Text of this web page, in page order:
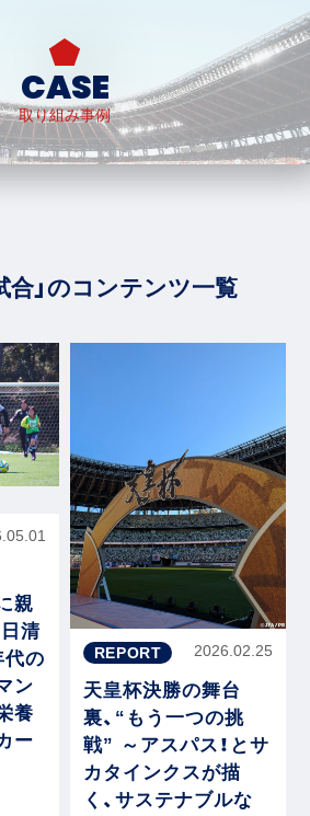
CASE
取り組み事例
合」のコンテンツ一覧
親
日清
代の
ン
養
ー
REPORT 2026.02.25
天皇杯決勝の舞台
裏、“もう一つの挑
戦” ～アスパス！とサ
カタインクスが描
く、サステナブルな